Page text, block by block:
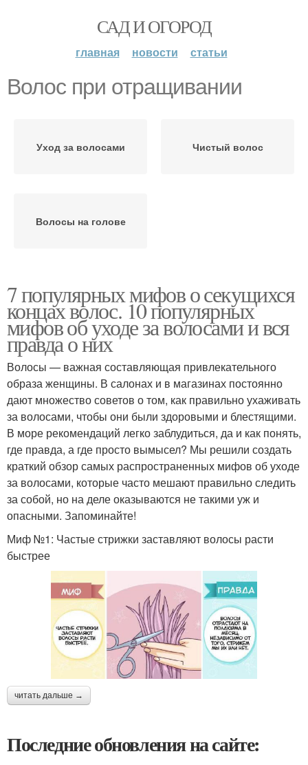
САД И ОГОРОД
главная новости статьи
Волос при отращивании
Уход за волосами Чистый волос
Волосы на голове
7 популярных мифов о секущихся
концах волос. 10 популярных
мифов об уходе за волосами и вся
правда о них
Волосы — важная составляющая привлекательного
образа женщины. В салонах и в магазинах постоянно
дают множество советов о том, как правильно ухаживать
за волосами, чтобы они были здоровыми и блестящими.
В море рекомендаций легко заблудиться, да и как понять,
где правда, а где просто вымысел? Мы решили создать
краткий обзор самых распространенных мифов об уходе
за волосами, которые часто мешают правильно следить
за собой, но на деле оказываются не такими уж и
опасными. Запоминайте!
Миф №1: Частые стрижки заставляют волосы расти
быстрее
читать дальше →
Последние обновления на сайте: